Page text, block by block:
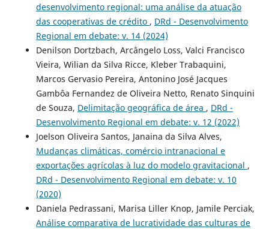
desenvolvimento regional: uma análise da atuação
das cooperativas de crédito , DRd - Desenvolvimento
Regional em debate: v. 14 (2024)
Denilson Dortzbach, Arcângelo Loss, Valci Francisco
Vieira, Wilian da Silva Ricce, Kleber Trabaquini,
Marcos Gervasio Pereira, Antonino José Jacques
Gambôa Fernandez de Oliveira Netto, Renato Sinquini
de Souza, Delimitação geográfica de área , DRd -
Desenvolvimento Regional em debate: v. 12 (2022)
Joelson Oliveira Santos, Janaina da Silva Alves,
Mudanças climáticas, comércio intranacional e
exportações agrícolas à luz do modelo gravitacional ,
DRd - Desenvolvimento Regional em debate: v. 10
(2020)
Daniela Pedrassani, Marisa Liller Knop, Jamile Perciak,
Análise comparativa de lucratividade das culturas de